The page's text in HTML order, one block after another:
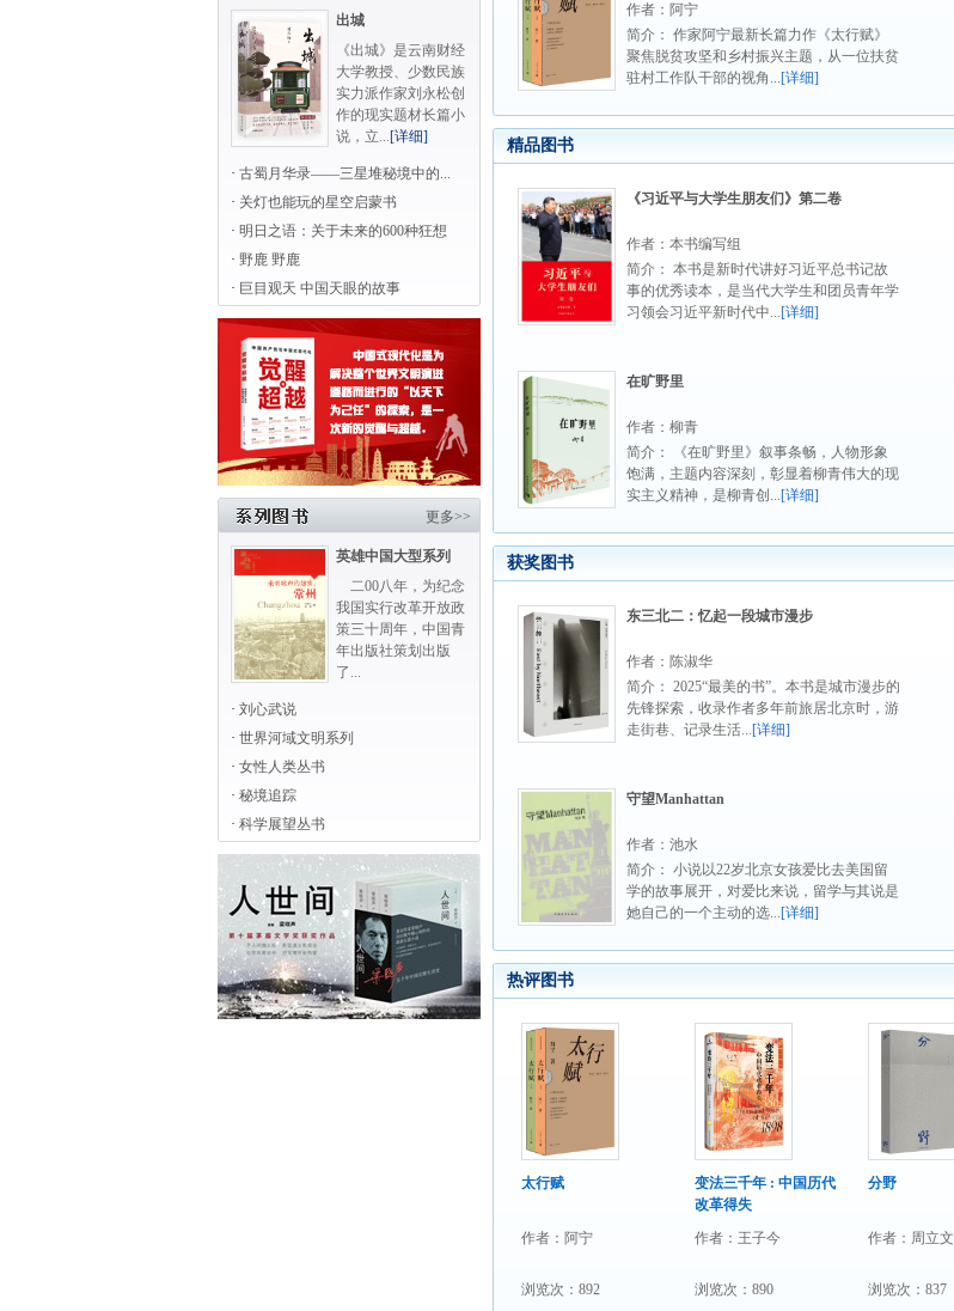
出城
《出城》是云南财经
大学教授、少数民族
实力派作家刘永松创
作的现实题材长篇小
说，立...[详细]
· 古蜀月华录——三星堆秘境中的...
· 关灯也能玩的星空启蒙书
· 明日之语：关于未来的600种狂想
· 野鹿 野鹿
· 巨目观天 中国天眼的故事
更多>>
英雄中国大型系列
二00八年，为纪念
我国实行改革开放政
策三十周年，中国青
年出版社策划出版
了...
· 刘心武说
· 世界河域文明系列
· 女性人类丛书
· 秘境追踪
· 科学展望丛书
作者：阿宁
简介： 作家阿宁最新长篇力作《太行赋》
聚焦脱贫攻坚和乡村振兴主题，从一位扶贫
驻村工作队干部的视角...[详细]
精品图书
《习近平与大学生朋友们》第二卷
作者：本书编写组
简介： 本书是新时代讲好习近平总书记故
事的优秀读本，是当代大学生和团员青年学
习领会习近平新时代中...[详细]
在旷野里
作者：柳青
简介： 《在旷野里》叙事条畅，人物形象
饱满，主题内容深刻，彰显着柳青伟大的现
实主义精神，是柳青创...[详细]
获奖图书
东三北二：忆起一段城市漫步
作者：陈淑华
简介： 2025“最美的书”。本书是城市漫步的
先锋探索，收录作者多年前旅居北京时，游
走街巷、记录生活...[详细]
守望Manhattan
作者：池水
简介： 小说以22岁北京女孩爱比去美国留
学的故事展开，对爱比来说，留学与其说是
她自己的一个主动的选...[详细]
热评图书
太行赋
作者：阿宁
浏览次：892
变法三千年 : 中国历代
改革得失
作者：王子今
浏览次：890
分野
作者：周立文
浏览次：837